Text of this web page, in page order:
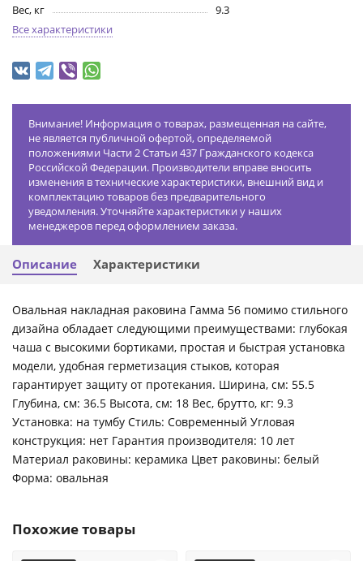
Вес, кг
9.3
Все характеристики
Внимание! Информация о товарах, размещенная на сайте,
не является публичной офертой, определяемой
положениями Части 2 Статьи 437 Гражданского кодекса
Российской Федерации. Производители вправе вносить
изменения в технические характеристики, внешний вид и
комплектацию товаров без предварительного
уведомления. Уточняйте характеристики у наших
менеджеров перед оформлением заказа.
Описание Характеристики
Овальная накладная раковина Гамма 56 помимо стильного
дизайна обладает следующими преимуществами: глубокая
чаша с высокими бортиками, простая и быстрая установка
модели, удобная герметизация стыков, которая
гарантирует защиту от протекания. Ширина, см: 55.5
Глубина, см: 36.5 Высота, см: 18 Вес, брутто, кг: 9.3
Установка: на тумбу Стиль: Современный Угловая
конструкция: нет Гарантия производителя: 10 лет
Материал раковины: керамика Цвет раковины: белый
Форма: овальная
Похожие товары